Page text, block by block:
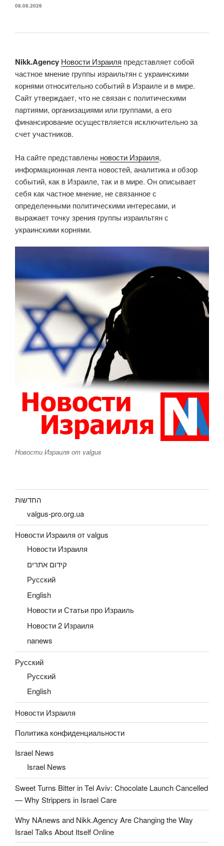
08.08.2026
Nikk.Agency Новости Израиля представляет собой
частное мнение группы израильтян с украинскими
корнями относительно событий в Израиле и в мире.
Сайт утверждает, что не связан с политическими
партиями, организациями или группами, а его
финансирование осуществляется исключительно за
счет участников.
На сайте представлены новости Израиля,
информационная лента новостей, аналитика и обзор
событий, как в Израиле, так и в мире. Он описывает
себя как частное мнение, не связанное с
определенными политическими интересами, и
выражает точку зрения группы израильтян с
украинскими корнями.
Новости Израиля от valgus
החדשות
valgus-pro.org.ua
Новости Израиля от valgus
Новости Израиля
קידום אתרים
Русский
English
Новости и Статьи про Израиль
Новости 2 Израиля
nanews
Русский
Русский
English
Новости Израиля
Политика конфиденциальности
Israel News
Israel News
Sweet Turns Bitter in Tel Aviv: Chocolate Launch Cancelled
— Why Strippers in Israel Care
Why NAnews and Nikk.Agency Are Changing the Way
Israel Talks About Itself Online